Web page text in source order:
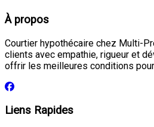
À propos
Courtier hypothécaire chez Multi-
clients avec empathie, rigueur et
offrir les meilleures conditions
Liens Rapides